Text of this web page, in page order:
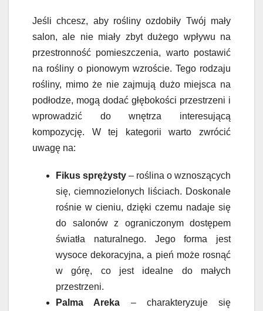
Jeśli chcesz, aby rośliny ozdobiły Twój mały
salon, ale nie miały zbyt dużego wpływu na
przestronność pomieszczenia, warto postawić
na rośliny o pionowym wzroście. Tego rodzaju
rośliny, mimo że nie zajmują dużo miejsca na
podłodze, mogą dodać głębokości przestrzeni i
wprowadzić do wnętrza interesującą
kompozycję. W tej kategorii warto zwrócić
uwagę na:
Fikus sprężysty – roślina o wznoszących
się, ciemnozielonych liściach. Doskonale
rośnie w cieniu, dzięki czemu nadaje się
do salonów z ograniczonym dostępem
światła naturalnego. Jego forma jest
wysoce dekoracyjna, a pień może rosnąć
w górę, co jest idealne do małych
przestrzeni.
Palma Areka – charakteryzuje się